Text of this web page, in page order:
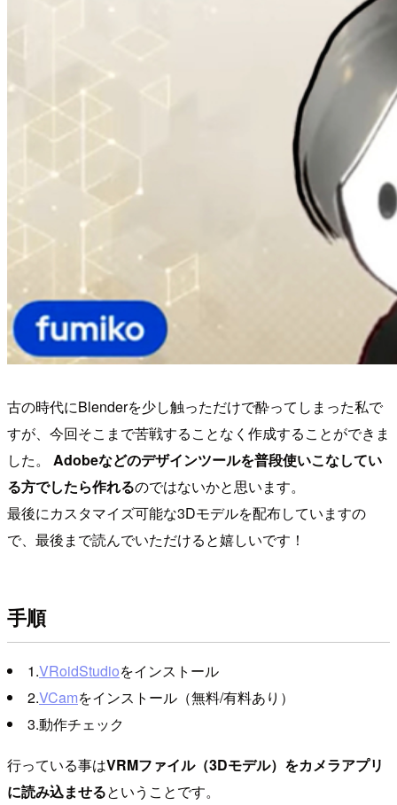
古の時代にBlenderを少し触っただけで酔ってしまった私で
すが、今回そこまで苦戦することなく作成することができま
した。 Adobeなどのデザインツールを普段使いこなしてい
る方でしたら作れるのではないかと思います。
最後にカスタマイズ可能な3Dモデルを配布していますの
で、最後まで読んでいただけると嬉しいです！
手順
1.VRoidStudioをインストール
2.VCamをインストール（無料/有料あり）
3.動作チェック
行っている事はVRMファイル（3Dモデル）をカメラアプリ
に読み込ませるということです。